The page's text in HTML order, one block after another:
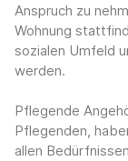
Anspruch zu
Wohnung
sozialen Umfeld
werden.
Pflegende
Pflegenden,
allen